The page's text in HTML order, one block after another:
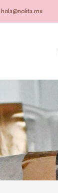
hola@nolita.mx